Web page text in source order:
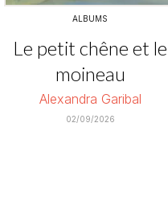
ALBUMS
Le petit chêne et le
moineau
Alexandra Garibal
02/09/2026